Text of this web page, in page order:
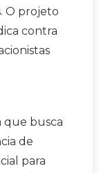
O projeto
contra
que busca
de
para